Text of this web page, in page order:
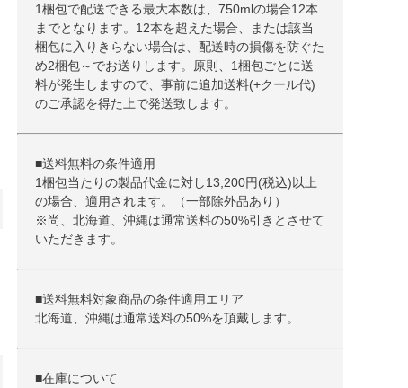
1梱包で配送できる最大本数は、750mlの場合12本
までとなります。12本を超えた場合、または該当
梱包に入りきらない場合は、配送時の損傷を防ぐた
め2梱包～でお送りします。原則、1梱包ごとに送
料が発生しますので、事前に追加送料(+クール代)
のご承認を得た上で発送致します。
■送料無料の条件適用
1梱包当たりの製品代金に対し13,200円(税込)以上
の場合、適用されます。（一部除外品あり）
※尚、北海道、沖縄は通常送料の50%引きとさせて
いただきます。
■送料無料対象商品の条件適用エリア
北海道、沖縄は通常送料の50%を頂戴します。
■在庫について